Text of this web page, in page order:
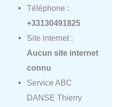
Téléphone :
+33130491825
Site internet :
Aucun site internet
connu
Service ABC
DANSE Thierry